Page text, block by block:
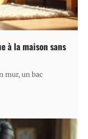
à la maison sans
mur, un bac